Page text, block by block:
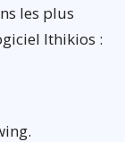
les plus
Ithikios :